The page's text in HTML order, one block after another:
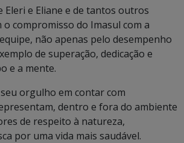
Eleri e Eliane e de tantos outros
compromisso do Imasul com a
não apenas pelo desempenho
de superação, dedicação e
e a mente.
orgulho em contar com
dentro e fora do ambiente
de respeito à natureza,
por uma vida mais saudável.